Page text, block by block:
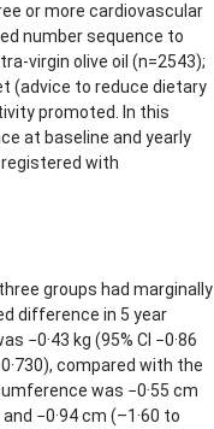
or more cardiovascular
number sequence to
virgin olive oil (n=2543);
(advice to reduce dietary
promoted. In this
at baseline and yearly
with
groups had marginally
difference in 5 year
−0·43 kg (95% CI −0·86
compared with the
was −0·55 cm
−0·94 cm (–1·60 to